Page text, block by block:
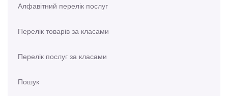
Алфавітний перелік послуг
Перелік товарів за класами
Перелік послуг за класами
Пошук